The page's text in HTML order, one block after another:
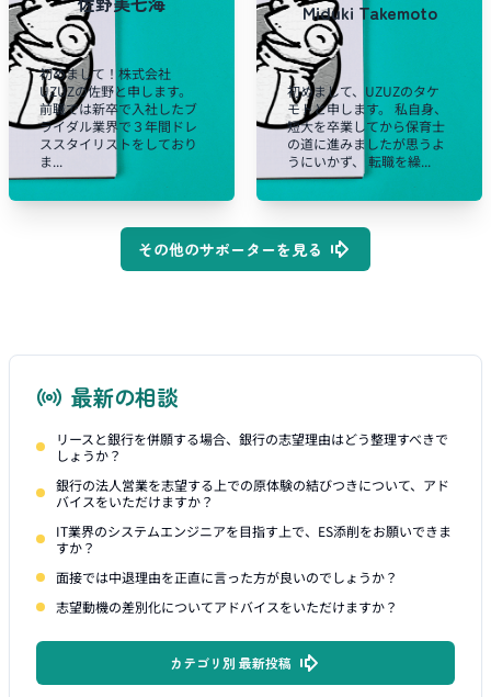
初めまして！株式会社
UZUZの佐野と申します。
前職では新卒で入社したブ
ライダル業界で３年間ドレ
ススタイリストをしており
ま...
Miduki Takemoto
初めまして、UZUZのタケ
モトと申します。 私自身、
短大を卒業してから保育士
の道に進みましたが思うよ
うにいかず、 転職を繰...
その他のサポーターを見る
最新の相談
リースと銀行を併願する場合、銀行の志望理由はどう整理すべきで
しょうか？
銀行の法人営業を志望する上での原体験の結びつきについて、アド
バイスをいただけますか？
IT業界のシステムエンジニアを目指す上で、ES添削をお願いできま
すか？
面接では中退理由を正直に言った方が良いのでしょうか？
志望動機の差別化についてアドバイスをいただけますか？
カテゴリ別 最新投稿